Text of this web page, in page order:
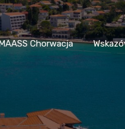
O MAASS Chorwacja
Chorwacja